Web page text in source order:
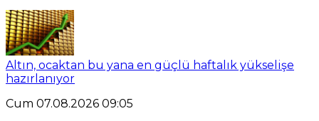
Altın, ocaktan bu yana en güçlü haftalık yükselişe
hazırlanıyor
Cum 07.08.2026 09:05